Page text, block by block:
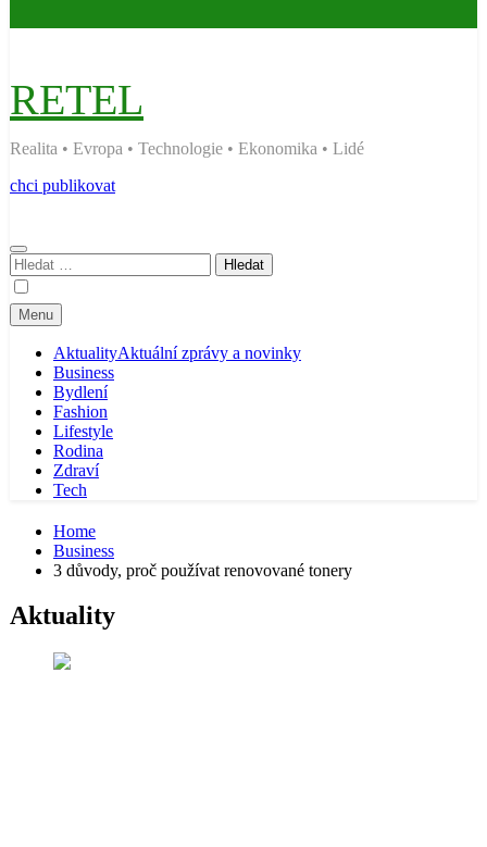
RETEL
Realita • Evropa • Technologie • Ekonomika • Lidé
chci publikovat
Vyhledávání
Menu
AktualityAktuální zprávy a novinky
Business
Bydlení
Fashion
Lifestyle
Rodina
Zdraví
Tech
Home
Business
3 důvody, proč používat renovované tonery
Aktuality